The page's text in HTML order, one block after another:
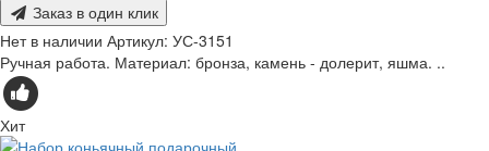
Заказ в один клик
Нет в наличии Артикул: УС-3151
Ручная работа. Материал: бронза, камень - долерит, яшма. ..
Хит